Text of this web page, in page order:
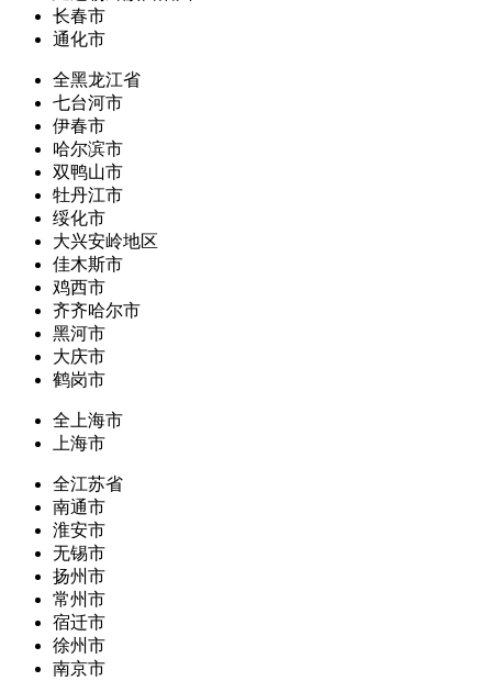
长春市
通化市
全黑龙江省
七台河市
伊春市
哈尔滨市
双鸭山市
牡丹江市
绥化市
大兴安岭地区
佳木斯市
鸡西市
齐齐哈尔市
黑河市
大庆市
鹤岗市
全上海市
上海市
全江苏省
南通市
淮安市
无锡市
扬州市
常州市
宿迁市
徐州市
南京市